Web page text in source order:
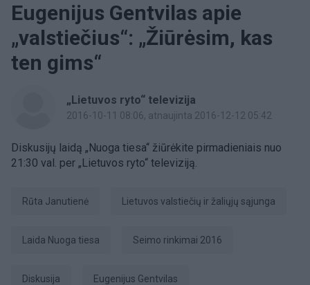
Eugenijus Gentvilas apie
„valstiečius“: „Žiūrėsim, kas
ten gims“
„Lietuvos ryto“ televizija
2016-10-11 08:06, atnaujinta 2016-12-12 05:42
Diskusijų laidą „Nuoga tiesa“ žiūrėkite pirmadieniais nuo
21:30 val. per „Lietuvos ryto“ televiziją.
Rūta Janutienė Lietuvos valstiečių ir žaliųjų sąjunga
laida Nuoga tiesa Seimo rinkimai 2016
diskusija Eugenijus Gentvilas